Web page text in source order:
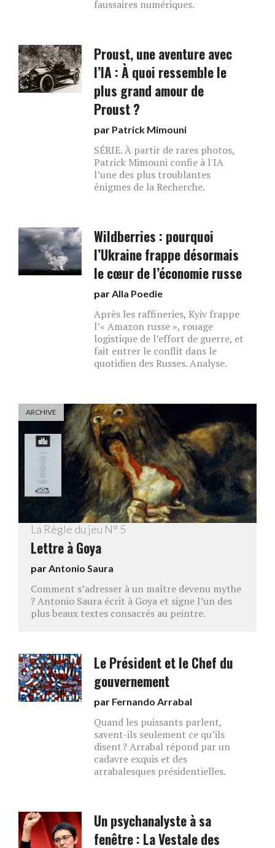
faussaires numériques.
Proust, une aventure avec
l’IA : À quoi ressemble le
plus grand amour de
Proust ?
par Patrick Mimouni
SÉRIE. À partir de rares photos,
Patrick Mimouni confie à l'IA
l’une des plus troublantes
énigmes de la Recherche.
Wildberries : pourquoi
l’Ukraine frappe désormais
le cœur de l’économie russe
parAlla Poedie
Après les raffineries, Kyiv frappe
l’« Amazon russe », rouage
logistique de l’effort de guerre, et
fait entrer le conflit dans le
quotidien des Russes. Analyse.
ARCHIVE
La Règle du jeu N° 5
Lettre à Goya
parAntonio Saura
Comment s’adresser à un maître devenu mythe
? Antonio Saura écrit à Goya et signe l’un des
plus beaux textes consacrés au peintre.
Le Président et le Chef du
gouvernement
par Fernando Arrabal
Quand les puissants parlent,
savent-ils seulement ce qu’ils
disent ? Arrabal répond par un
cadavre exquis et des
arrabalesques présidentielles.
Un psychanalyste à sa
fenêtre : La Vestale des